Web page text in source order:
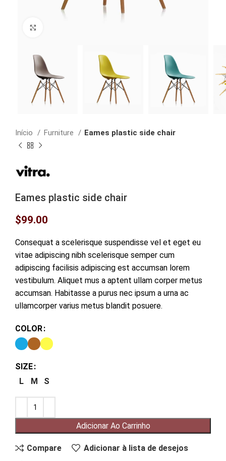
Início Furniture Eames plastic side chair
Eames plastic side chair
$99.00
Consequat a scelerisque suspendisse vel et eget eu
vitae adipiscing nibh scelerisque semper cum
adipiscing facilisis adipiscing est accumsan lorem
vestibulum. Aliquet mus a aptent ullam corper metus
accumsan. Habitasse a purus nec ipsum a urna ac
ullamcorper varius metus blandit posuere.
COLOR
SIZE
L
M S
Adicionar Ao Carrinho
Compare
Adicionar à lista de desejos